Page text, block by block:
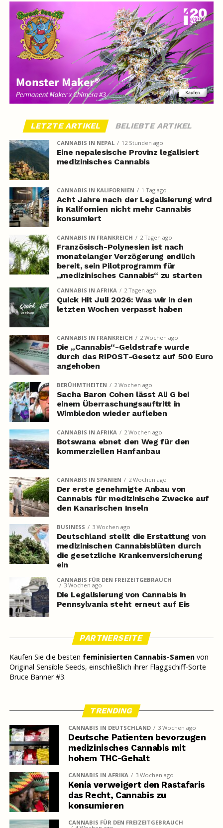
LETZTE ARTIKEL BELIEBTE ARTIKEL
CANNABIS IN NEPAL 12 Stunden ago
Eine nepalesische Provinz legalisiert
medizinisches Cannabis
CANNABIS IN KALIFORNIEN 1 Tag ago
Acht Jahre nach der Legalisierung wird
in Kalifornien nicht mehr Cannabis
konsumiert
CANNABIS IN FRANKREICH 2 Tagen ago
Französisch-Polynesien ist nach
monatelanger Verzögerung endlich
bereit, sein Pilotprogramm für
„medizinisches Cannabis“ zu starten
CANNABIS IN AFRIKA 2 Tagen ago
Quick Hit Juli 2026: Was wir in den
letzten Wochen verpasst haben
CANNABIS IN FRANKREICH 2 Wochen ago
Die „Cannabis“-Geldstrafe wurde
durch das RIPOST-Gesetz auf 500 Euro
angehoben
BERÜHMTHEITEN 2 Wochen ago
Sacha Baron Cohen lässt Ali G bei
einem Überraschungsauftritt in
Wimbledon wieder aufleben
CANNABIS IN AFRIKA 2 Wochen ago
Botswana ebnet den Weg für den
kommerziellen Hanfanbau
CANNABIS IN SPANIEN 2 Wochen ago
Der erste genehmigte Anbau von
Cannabis für medizinische Zwecke auf
den Kanarischen Inseln
BUSINESS 3 Wochen ago
Deutschland stellt die Erstattung von
medizinischen Cannabisblüten durch
die gesetzliche Krankenversicherung
ein
CANNABIS FÜR DEN FREIZEITGEBRAUCH
3 Wochen ago
Die Legalisierung von Cannabis in
Pennsylvania steht erneut auf Eis
PARTNERSEITE
Kaufen Sie die besten feminisierten Cannabis-Samenvon
Original Sensible Seeds, einschließlich ihrer Flaggschiff-Sorte
Bruce Banner #3.
TRENDING
CANNABIS IN DEUTSCHLAND 3 Wochen ago
Deutsche Patienten bevorzugen
medizinisches Cannabis mit
hohem THC-Gehalt
CANNABIS IN AFRIKA 3 Wochen ago
Kenia verweigert den Rastafaris
das Recht, Cannabis zu
konsumieren
CANNABIS FÜR DEN FREIZEITGEBRAUCH